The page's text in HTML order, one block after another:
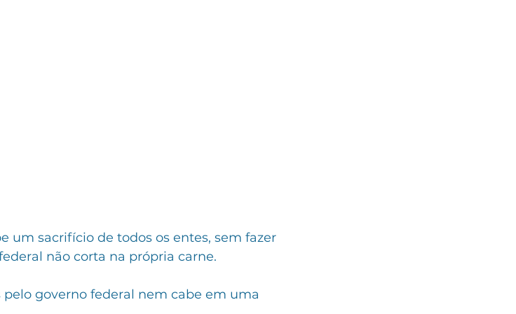
um sacrifício de todos os entes, sem fazer
não corta na própria carne.
governo federal nem cabe em uma